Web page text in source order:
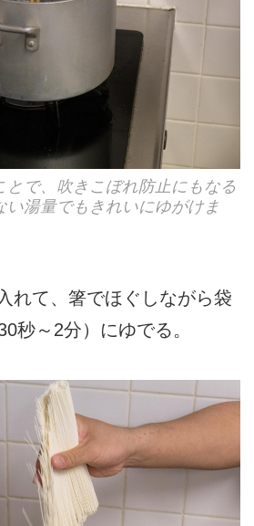
とで、吹きこぼれ防止にもなる
い湯量でもきれいにゆがけま
れて、箸でほぐしながら袋
秒～2分）にゆでる。